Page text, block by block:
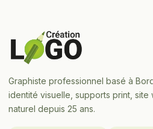
Graphiste professionnel basé à
identité visuelle, supports print,
naturel depuis 25 ans.